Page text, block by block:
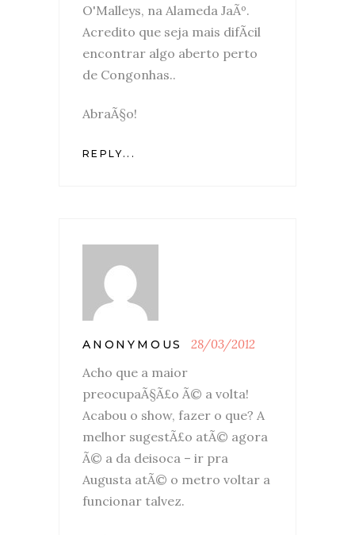
O'Malleys, na Alameda JaÃº.
Acredito que seja mais difÃ­cil
encontrar algo aberto perto
de Congonhas..
AbraÃ§o!
REPLY...
ANONYMOUS 28/03/2012
Acho que a maior
preocupaÃ§Ã£o Ã© a volta!
Acabou o show, fazer o que? A
melhor sugestÃ£o atÃ© agora
Ã© a da deisoca – ir pra
Augusta atÃ© o metro voltar a
funcionar talvez.